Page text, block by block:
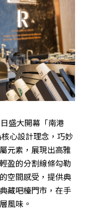
盛大開幕「南港
心設計理念，巧妙
元素，展現出高雅
盈的分割線條勾勒
空間感受，提供典
藏吧檯門市，在手
風味。